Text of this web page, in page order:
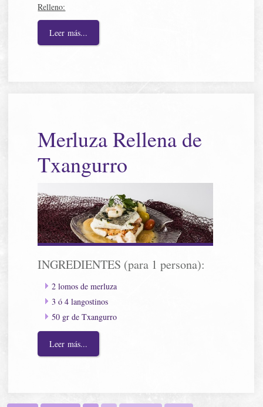
Relleno:
Leer más...
Merluza Rellena de
Txangurro
INGREDIENTES (para 1 persona):
2 lomos de merluza
3 ó 4 langostinos
50 gr de Txangurro
Leer más...